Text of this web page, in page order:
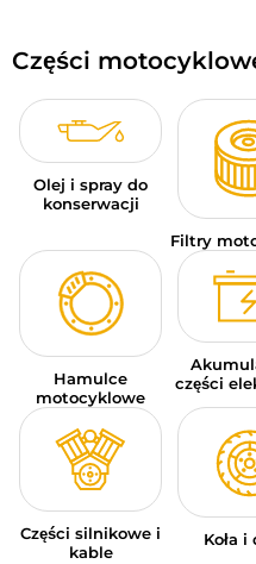
OKAZJE I
KARTY
PL | EUR €
MARKI
PORADY
SKONTAKTUJ
Części
Olej i spray do
konserwacji
Filtry
Hamulce
motocyklowe
części
Części silnikowe i
kable
Koła i